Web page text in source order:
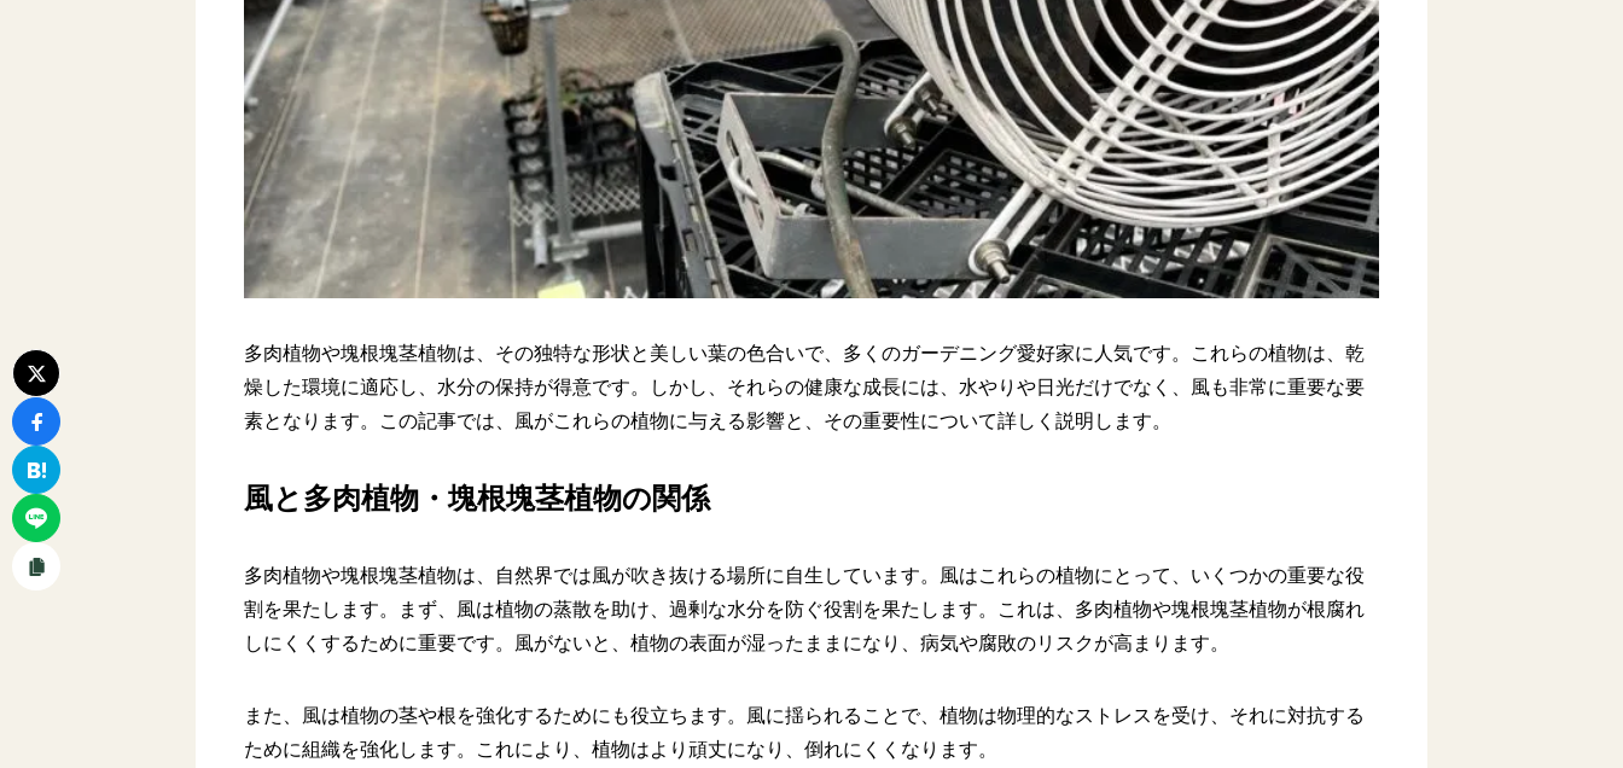
多肉植物や塊根塊茎植物は、その独特な形状と美しい葉の色合いで、多くのガーデニング愛好家に人気です。これらの植物は、乾
燥した環境に適応し、水分の保持が得意です。しかし、それらの健康な成長には、水やりや日光だけでなく、風も非常に重要な要
素となります。この記事では、風がこれらの植物に与える影響と、その重要性について詳しく説明します。
風と多肉植物・塊根塊茎植物の関係
多肉植物や塊根塊茎植物は、自然界では風が吹き抜ける場所に自生しています。風はこれらの植物にとって、いくつかの重要な役
割を果たします。まず、風は植物の蒸散を助け、過剰な水分を防ぐ役割を果たします。これは、多肉植物や塊根塊茎植物が根腐れ
しにくくするために重要です。風がないと、植物の表面が湿ったままになり、病気や腐敗のリスクが高まります。
また、風は植物の茎や根を強化するためにも役立ちます。風に揺られることで、植物は物理的なストレスを受け、それに対抗する
ために組織を強化します。これにより、植物はより頑丈になり、倒れにくくなります。